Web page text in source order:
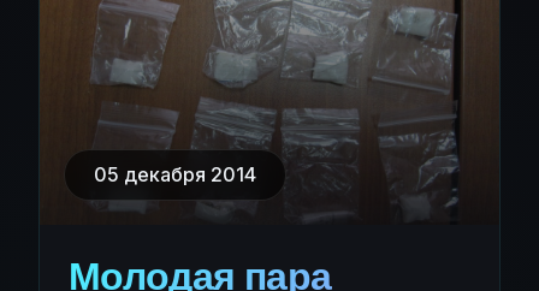
05 декабря 2014
Молодая пара